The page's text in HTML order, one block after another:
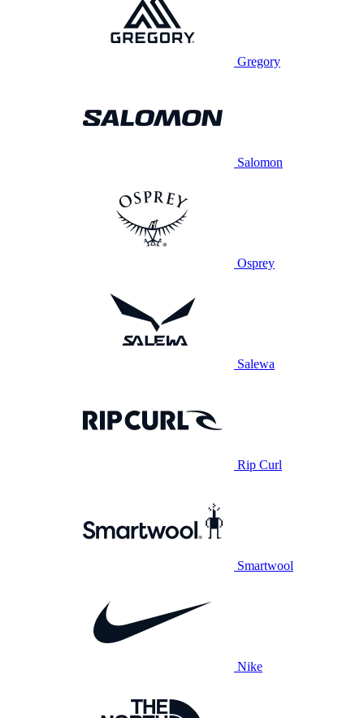
Gregory
Salomon
Osprey
Salewa
Rip Curl
Smartwool
Nike